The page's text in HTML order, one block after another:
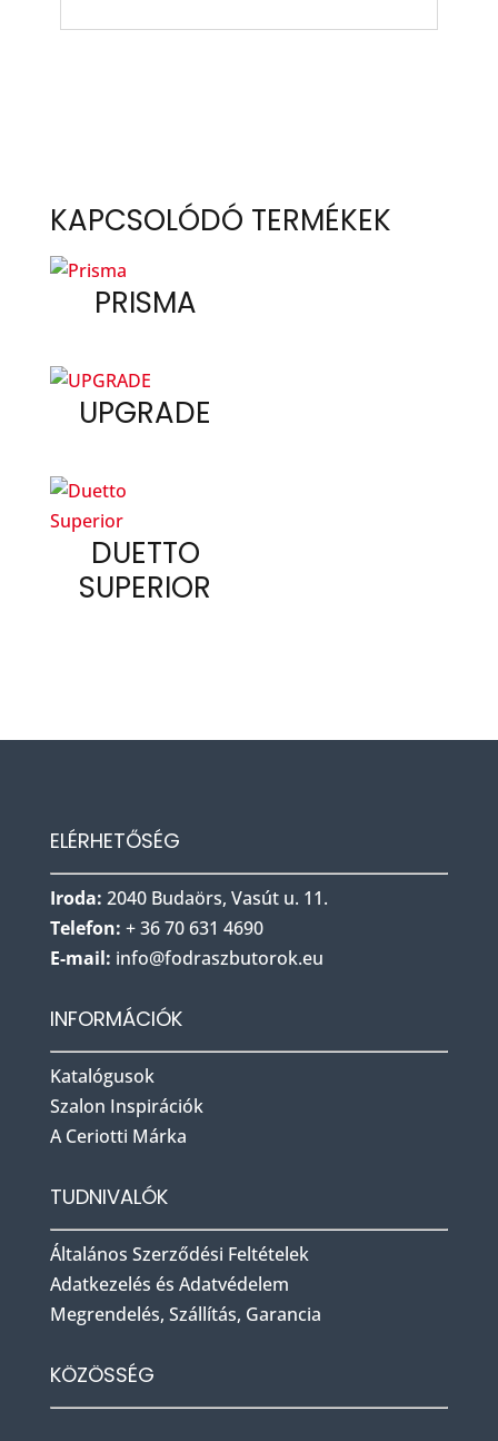
KAPCSOLÓDÓ TERMÉKEK
PRISMA
UPGRADE
DUETTO
SUPERIOR
ELÉRHETŐSÉG
Iroda: 2040 Budaörs, Vasút u. 11.
Telefon: + 36 70 631 4690
E-mail: info@fodraszbutorok.eu
INFORMÁCIÓK
Katalógusok
Szalon Inspirációk
A Ceriotti Márka
TUDNIVALÓK
Általános Szerződési Feltételek
Adatkezelés és Adatvédelem
Megrendelés, Szállítás, Garancia
KÖZÖSSÉG